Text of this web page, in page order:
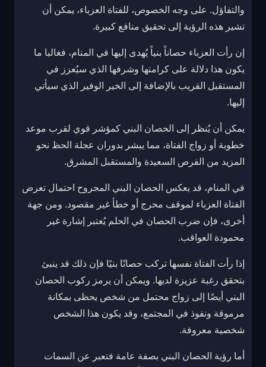
والتفاؤل. على وجه الخصوص، للفتاة العزباء، يمكن أن
تشير هذه الرؤية إلى تحقيق منافع كبيرة.
إن رأت العزباء حصاناً بنياً يُهدى إليها في المنام، فغالبا ما
يكون هذا دلالة على كرامتها وشرفها الذي سيُعزز في
المستقبل القريب بالإضافة إلى الخير الوفير الذي سيأتي
إليها.
يمكن أن يُنظر إلى الحصان البني كمؤشر قوي لقرب موعد
خطوبة أو زواج الفتاة، مما يبشر بدوران عجلة الحظ نحو
المزيد من الفرص السعيدة والمستقبل المشرق.
في المنام، قد يعكس الحصان البني المجروح احتمال تعرض
الفتاة العزباء لموقف محرج أو خطأ غير مقصود. ومن جهة
أخرى، فإن ضرب الحصان في الحلم يُعتبر إشارة غير
محمودة العواقب.
إذا رأت الفتاة نفسها تركب حصانًا بنيًا فإن ذلك قد ينبئ
بتحقق رغبة عزيزة لديها. ويمكن أن يرمز ركوب الحصان
البني أيضًا إلى زواج محتمل من شخص يحظى بمكانة
مرموقة ونفوذ في المجتمع، وقد يكون هذا الشخص
شخصية معروفة.
أما رؤية الحصان البني بصفة عامة فتعبر عن السمات